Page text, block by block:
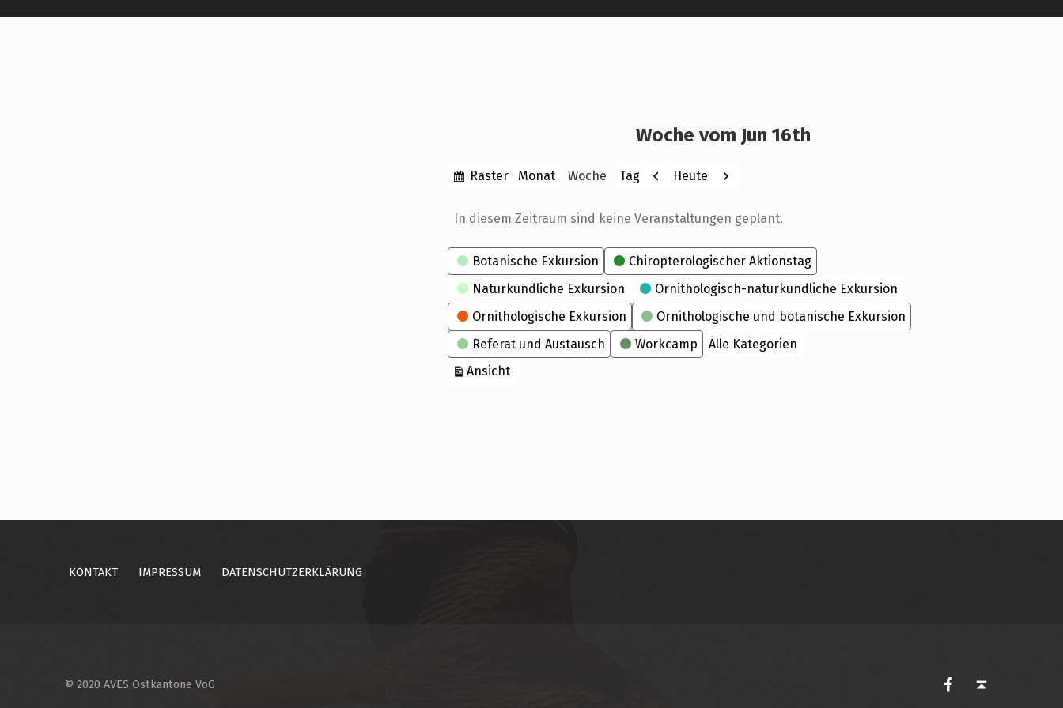
Woche vom Jun 16th
Anzeigen
Raster Monat Woche Tag Zurück
Heute Weiter
In diesem Zeitraum sind keine Veranstaltungen geplant.
Kategorien
Botanische Exkursion
Chiropterologischer Aktionstag
Naturkundliche Exkursion
Ornithologisch-naturkundliche Exkursion
Ornithologische Exkursion
Ornithologische und botanische Exkursion
Referat und Austausch
Workcamp
Alle Kategorien
Ansichtausdrucken
KONTAKT IMPRESSUM DATENSCHUTZERKLÄRUNG
© 2020 AVES Ostkantone VoG
AVES Ostkantone bei Facebook